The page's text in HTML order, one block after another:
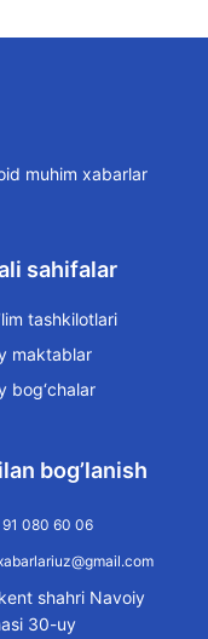
muhim xabarlar
sahifalar
tashkilotlari
maktablar
bog‘chalar
bog’lanish
91 080 60 06
shahri Navoiy
30-uy